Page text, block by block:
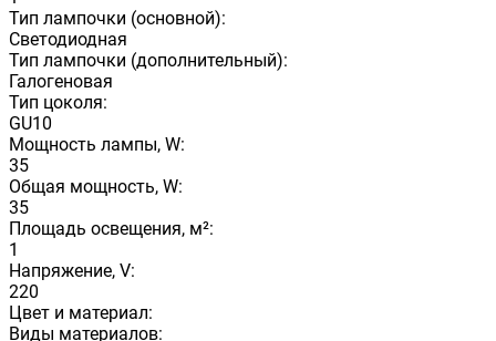
Тип лампочки (основной):
Светодиодная
Тип лампочки (дополнительный):
Галогеновая
Тип цоколя:
GU10
Мощность лампы, W:
35
Общая мощность, W:
35
Площадь освещения, м²:
1
Напряжение, V:
220
Цвет и материал:
Виды материалов: